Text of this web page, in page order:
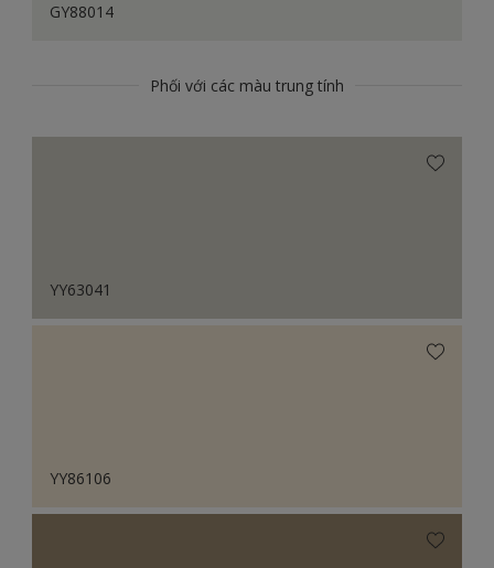
GY88014
Phối với các màu trung tính
YY63041
YY86106